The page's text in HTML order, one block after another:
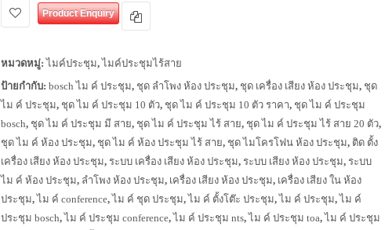
Product Enquiry
หมวดหมู่:ไมค์ประชุม,ไมค์ประชุมไร้สาย
ป้ายกำกับ: bosch ไม ค์ ประชุม, ชุด ลำโพง ห้อง ประชุม, ชุด เครื่อง เสียง ห้อง ประชุม, ชุด
ไม ค์ ประชุม, ชุด ไม ค์ ประชุม 10 ตัว, ชุด ไม ค์ ประชุม 10 ตัว ราคา, ชุด ไม ค์ ประชุม
bosch, ชุด ไม ค์ ประชุม มี สาย, ชุด ไม ค์ ประชุม ไร้ สาย, ชุด ไม ค์ ประชุม ไร้ สาย 20 ตัว,
ชุด ไม ค์ ห้อง ประชุม, ชุด ไม ค์ ห้อง ประชุม ไร้ สาย, ชุด ไมโครโฟน ห้อง ประชุม, ติด ตั้ง
เครื่อง เสียง ห้อง ประชุม, ระบบ เครื่อง เสียง ห้อง ประชุม, ระบบ เสียง ห้อง ประชุม, ระบบ
ไม ค์ ห้อง ประชุม, ลำโพง ห้อง ประชุม, เครื่อง เสียง ห้อง ประชุม, เครื่อง เสียง ใน ห้อง
ประชุม,ไม ค์ conference,ไม ค์ ชุด ประชุม,ไม ค์ ตั้งโต๊ะ ประชุม,ไม ค์ ประชุม,ไม ค์
ประชุม bosch,ไม ค์ ประชุม conference,ไม ค์ ประชุม nts,ไม ค์ ประชุม toa,ไม ค์ ประชุม